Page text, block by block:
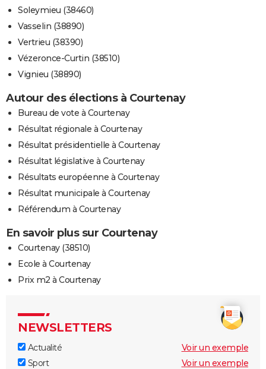
Soleymieu (38460)
Vasselin (38890)
Vertrieu (38390)
Vézeronce-Curtin (38510)
Vignieu (38890)
Autour des élections à Courtenay
Bureau de vote à Courtenay
Résultat régionale à Courtenay
Résultat présidentielle à Courtenay
Résultat législative à Courtenay
Résultats européenne à Courtenay
Résultat municipale à Courtenay
Référendum à Courtenay
En savoir plus sur Courtenay
Courtenay (38510)
Ecole à Courtenay
Prix m2 à Courtenay
NEWSLETTERS
Actualité
Voir un exemple
Sport
Voir un exemple